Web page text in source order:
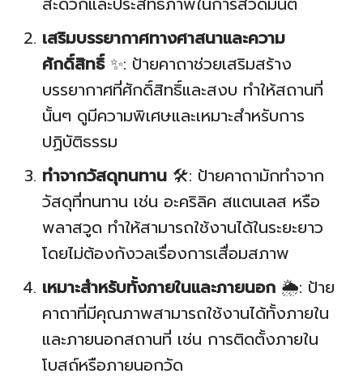
เสริมบรรยากาศทางศาสนาและความ
ศักดิ์สิทธิ์✨: ป้ายคาถาช่วยเสริมสร้าง
บรรยากาศที่ศักดิ์สิทธิ์และสงบ ทำให้สถานที่
นั้นๆ ดูมีความพิเศษและเหมาะสำหรับการ
ปฏิบัติธรรม
ทำจากวัสดุทนทาน 🛠️: ป้ายคาถามักทำจาก
วัสดุที่ทนทาน เช่น อะคริลิค สแตนเลส หรือ
พลาสวูด ทำให้สามารถใช้งานได้ในระยะยาว
โดยไม่ต้องกังวลเรื่องการเสื่อมสภาพ
เหมาะสำหรับทั้งภายในและภายนอก 🌦️: ป้าย
คาถาที่มีคุณภาพสามารถใช้งานได้ทั้งภายใน
และภายนอกสถานที่ เช่น การติดตั้งภายใน
โบสถ์หรือภายนอกวัด